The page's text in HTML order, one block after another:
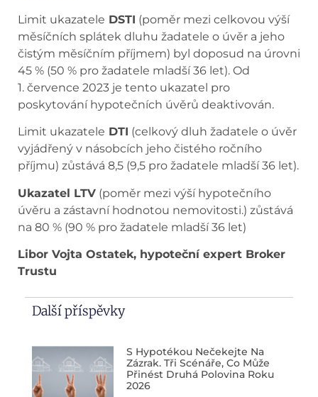
Limit ukazatele DSTI (poměr mezi celkovou výší
měsíčních splátek dluhu žadatele o úvěr a jeho
čistým měsíčním příjmem) byl doposud na úrovni
45 % (50 % pro žadatele mladší 36 let). Od
1. července 2023 je tento ukazatel pro
poskytování hypotečních úvěrů deaktivován.
Limit ukazatele DTI (celkový dluh žadatele o úvěr
vyjádřený v násobcích jeho čistého ročního
příjmu) zůstává 8,5 (9,5 pro žadatele mladší 36 let).
Ukazatel LTV (poměr mezi výší hypotečního
úvěru a zástavní hodnotou nemovitosti.) zůstává
na 80 % (90 % pro žadatele mladší 36 let)
Libor Vojta Ostatek, hypoteční expert Broker
Trustu
Další příspěvky
S Hypotékou Nečekejte Na
Zázrak. Tři Scénáře, Co Může
Přinést Druhá Polovina Roku
2026